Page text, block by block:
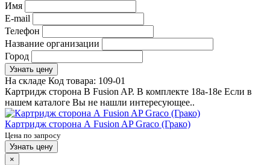
Имя
E-mail
Телефон
Название организации
Город
Узнать цену
На складе Код товара: 109-01
Картридж сторона B Fusion AP. В комплекте 18a-18e Если в
нашем каталоге Вы не нашли интересующее..
Картридж сторона А Fusion AP Graco (Грако)
Цена по запросу
Узнать цену
×